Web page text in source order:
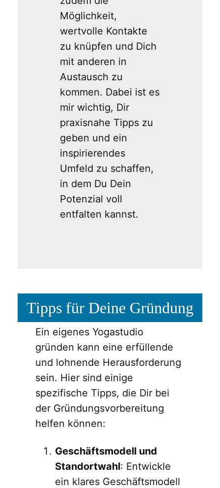
Möglichkeit,
wertvolle Kontakte
zu knüpfen und Dich
mit anderen in
Austausch zu
kommen. Dabei ist es
mir wichtig, Dir
praxisnahe Tipps zu
geben und ein
inspirierendes
Umfeld zu schaffen,
in dem Du Dein
Potenzial voll
entfalten kannst.
Tipps für Deine Gründung
Ein eigenes Yogastudio
gründen kann eine erfüllende
und lohnende Herausforderung
sein. Hier sind einige
spezifische Tipps, die Dir bei
der Gründungsvorbereitung
helfen können:
Geschäftsmodell und
Standortwahl: Entwickle
ein klares Geschäftsmodell